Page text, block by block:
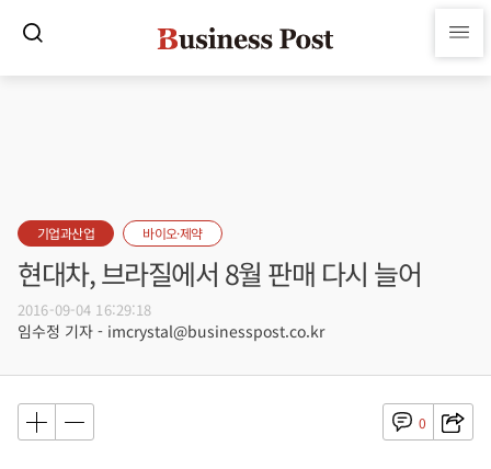
기업과산업 바이오·제약
현대차, 브라질에서 8월 판매 다시 늘어
2016-09-04 16:29:18
임수정 기자 - imcrystal@businesspost.co.kr
0